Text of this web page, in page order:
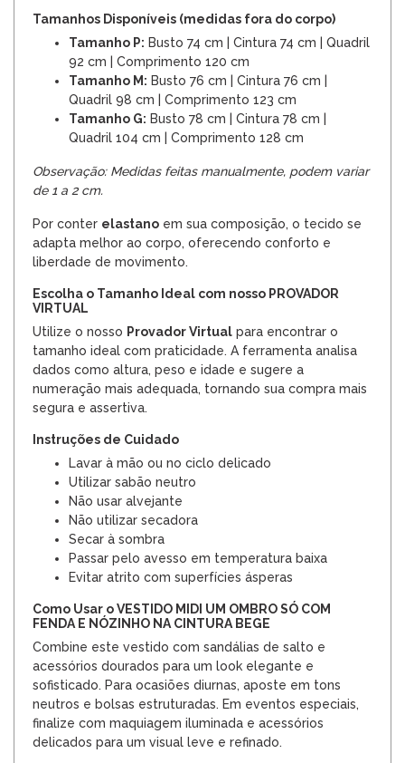
Tamanhos Disponíveis (medidas fora do corpo)
Tamanho P: Busto 74 cm | Cintura 74 cm | Quadril
92 cm | Comprimento 120 cm
Tamanho M: Busto 76 cm | Cintura 76 cm |
Quadril 98 cm | Comprimento 123 cm
Tamanho G: Busto 78 cm | Cintura 78 cm |
Quadril 104 cm | Comprimento 128 cm
Observação: Medidas feitas manualmente, podem variar
de 1 a 2 cm.
Por conter elastano em sua composição, o tecido se
adapta melhor ao corpo, oferecendo conforto e
liberdade de movimento.
Escolha o Tamanho Ideal com nosso PROVADOR
VIRTUAL
Utilize o nosso Provador Virtual para encontrar o
tamanho ideal com praticidade. A ferramenta analisa
dados como altura, peso e idade e sugere a
numeração mais adequada, tornando sua compra mais
segura e assertiva.
Instruções de Cuidado
Lavar à mão ou no ciclo delicado
Utilizar sabão neutro
Não usar alvejante
Não utilizar secadora
Secar à sombra
Passar pelo avesso em temperatura baixa
Evitar atrito com superfícies ásperas
Como Usar o VESTIDO MIDI UM OMBRO SÓ COM
FENDA E NÓZINHO NA CINTURA BEGE
Combine este vestido com sandálias de salto e
acessórios dourados para um look elegante e
sofisticado. Para ocasiões diurnas, aposte em tons
neutros e bolsas estruturadas. Em eventos especiais,
finalize com maquiagem iluminada e acessórios
delicados para um visual leve e refinado.